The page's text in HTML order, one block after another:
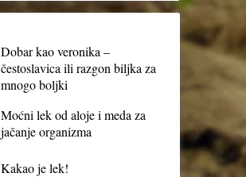
Dobar kao veronika –
čestoslavica ili razgon biljka za
mnogo boljki
Moćni lek od aloje i meda za
jačanje organizma
Kakao je lek!